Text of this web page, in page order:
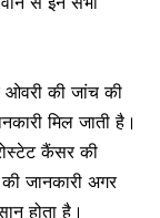
की जांच की
मिल जाती है।
कैंसरकी
जानकारी अगर
होता है।